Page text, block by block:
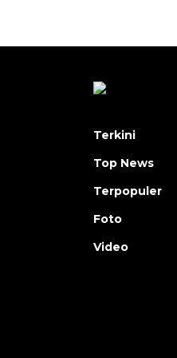
Terkini
Top News
Terpopuler
Foto
Video